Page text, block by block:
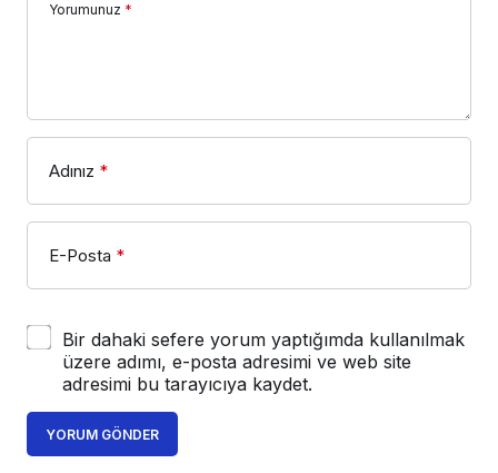
Yorumunuz *
Adınız *
E-Posta *
Bir dahaki sefere yorum yaptığımda kullanılmak
üzere adımı, e-posta adresimi ve web site
adresimi bu tarayıcıya kaydet.
YORUM GÖNDER